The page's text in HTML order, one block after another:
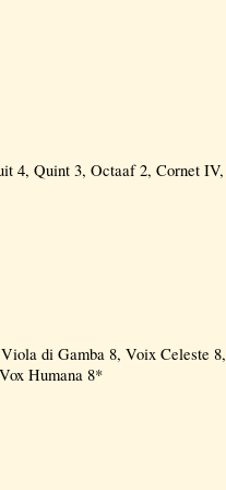
4, Quint 3, Octaaf 2, Cornet IV,
di Gamba 8, Voix Celeste 8,
Humana 8*